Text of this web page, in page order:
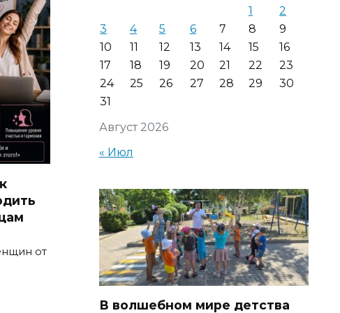
от
Август 2026
1
2
3
4 5 6 7 8
9
10
11 12 13 14 15
16
17
18 19 20 21 22
23
24
25 26 27 28 29
30
31
« Июл
В волшебном мире детства